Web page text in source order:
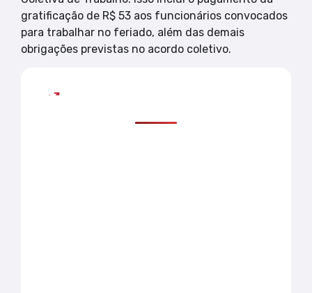
gratificação de R$ 53 aos funcionários convocados
para trabalhar no feriado, além das demais
obrigações previstas no acordo coletivo.